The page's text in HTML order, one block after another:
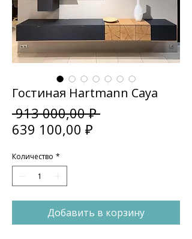
Гостиная Hartmann Caya
913 000,00 ₽ Обычная
639 100,00 ₽
Количество *
Добавить в корзину